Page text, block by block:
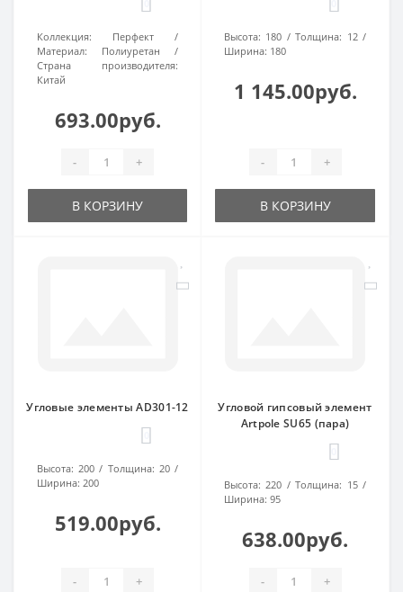
Коллекция:
Перфект
Материал:
Полиуретан
Страна производителя:
Китай
693.00руб.
- +
В КОРЗИНУ
Высота: 180 Толщина: 12
Ширина: 180
1 145.00руб.
- +
В КОРЗИНУ
Угловые элементы AD301-12
Высота: 200 Толщина: 20
Ширина: 200
519.00руб.
- +
Угловой гипсовый элемент
Artpole SU65 (пара)
Высота: 220 Толщина: 15
Ширина: 95
638.00руб.
- +